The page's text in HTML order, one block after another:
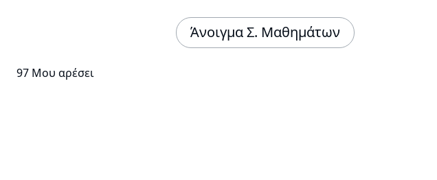
Άνοιγμα Σ. Μαθημάτων
97 Μου αρέσει